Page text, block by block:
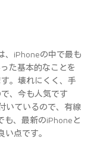
、iPhoneの中で最も
た基本的なことを
。壊れにくく、手
、今も人気です
いているので、有線
も、最新のiPhoneと
点です。